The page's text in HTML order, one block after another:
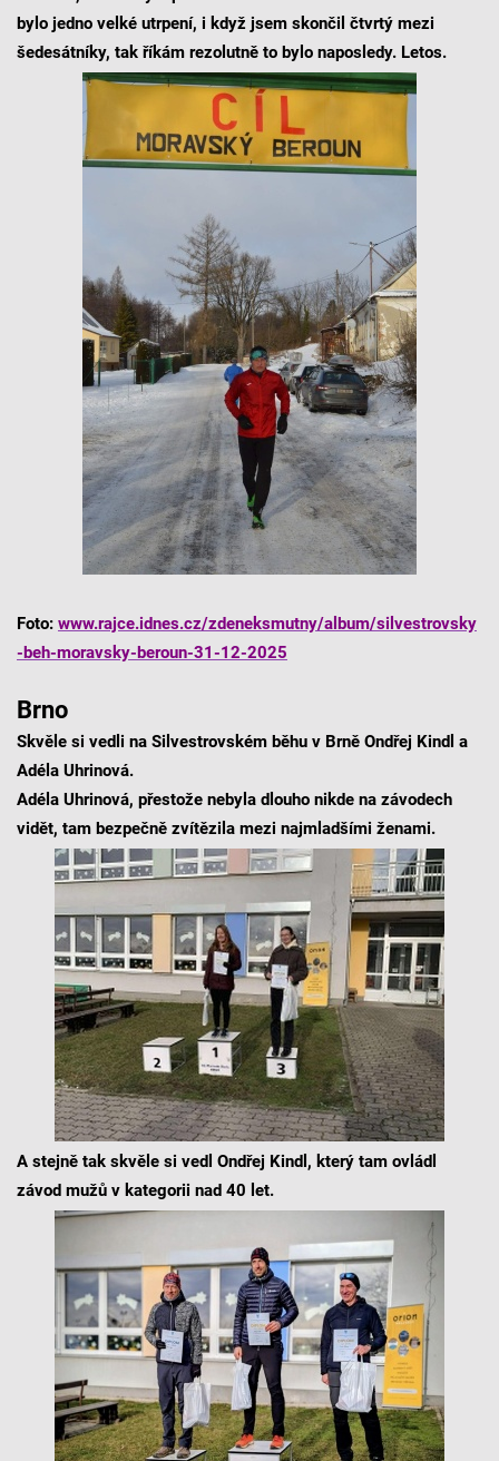
bylo jedno velké utrpení, i když jsem skončil čtvrtý mezi
šedesátníky, tak říkám rezolutně to bylo naposledy. Letos.
Foto: www.rajce.idnes.cz/zdeneksmutny/album/silvestrovsky
-beh-moravsky-beroun-31-12-2025
Brno
Skvěle si vedli na Silvestrovském běhu v Brně Ondřej Kindl a
Adéla Uhrinová.
Adéla Uhrinová, přestože nebyla dlouho nikde na závodech
vidět, tam bezpečně zvítězila mezi najmladšími ženami.
A stejně tak skvěle si vedl Ondřej Kindl, který tam ovládl
závod mužů v kategorii nad 40 let.